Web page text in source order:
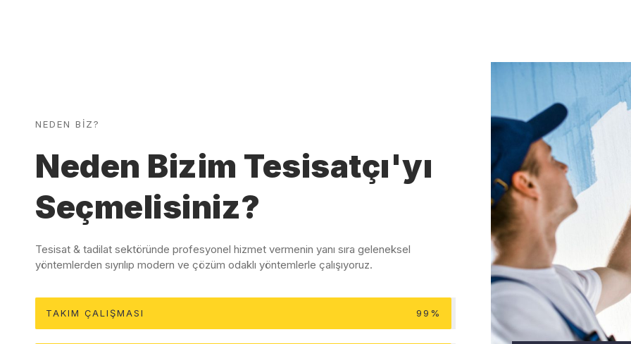
NEDEN BİZ?
Neden Bizim Tesisatçı'yı
Seçmelisiniz?
Tesisat & tadilat sektöründe profesyonel hizmet vermenin yanı sıra geleneksel
yöntemlerden sıyrılıp modern ve çözüm odaklı yöntemlerle çalışıyoruz.
TAKIM ÇALIŞMASI 99%